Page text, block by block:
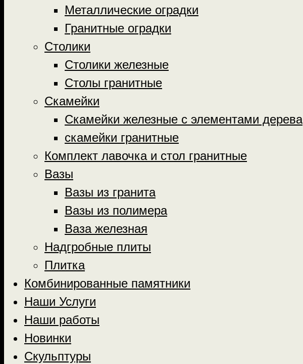
Металлические оградки
Гранитные оградки
Столики
Столики железные
Столы гранитные
Скамейки
Скамейки железные с элементами дерева
скамейки гранитные
Комплект лавочка и стол гранитные
Вазы
Вазы из гранита
Вазы из полимера
Ваза железная
Надгробные плиты
Плитка
Комбинированные памятники
Наши Услуги
Наши работы
Новинки
Скульптуры